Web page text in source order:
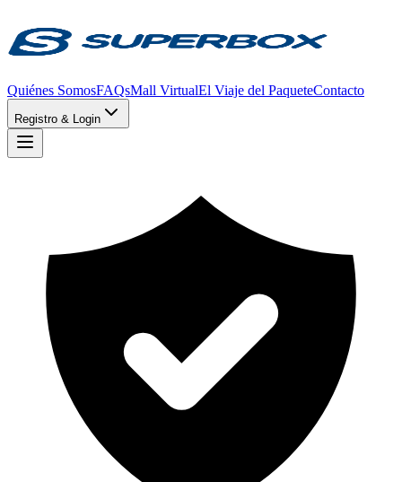
Quiénes SomosFAQsMall VirtualEl Viaje del PaqueteContacto
Registro & Login